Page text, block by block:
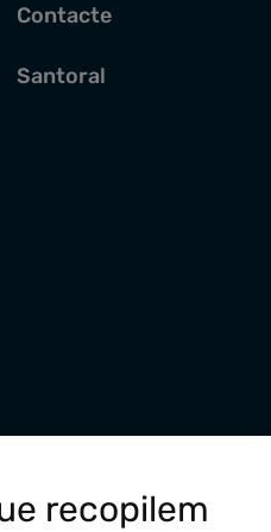
Contacte
Santoral
recopilem